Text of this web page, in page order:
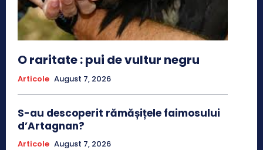
O raritate : pui de vultur negru
Articole August 7, 2026
S-au descoperit rămășițele faimosului
d’Artagnan?
Articole August 7, 2026